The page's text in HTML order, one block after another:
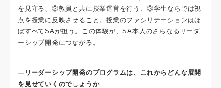
を見守る、②教員と共に授業運営を行う、③学生ならでは視
点を授業に反映させること。授業のファシリテーションはほ
ぼすべてSAが担う。この体験が、SA本人のさらなるリーダ
ーシップ開発につながる。
―リーダーシップ開発のプログラムは、これからどんな展開
を見せていくのでしょうか